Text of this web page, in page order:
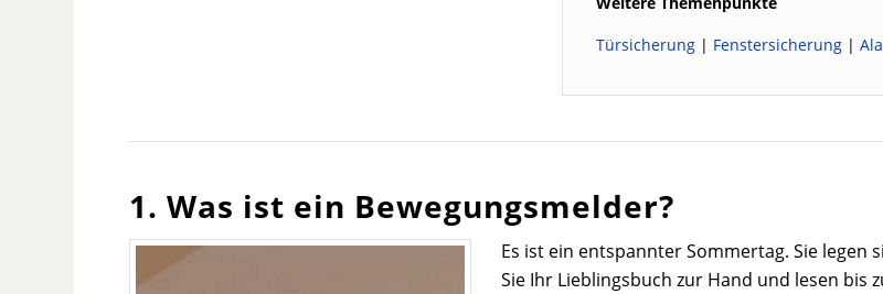
Türsicherung | Fenstersicherung |
1. Was ist ein Bewegungsmelder?
Es ist ein entspannter Sommertag. Sie legen
Sie Ihr Lieblingsbuch zur Hand und lesen bis